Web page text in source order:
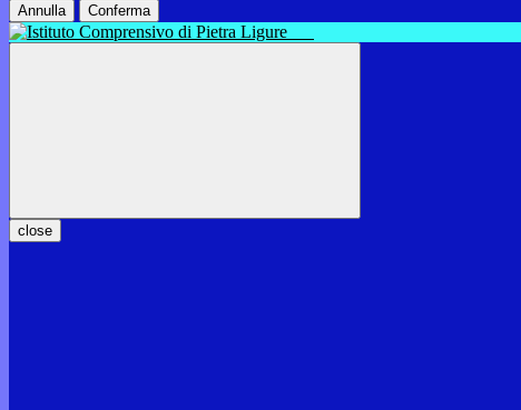
Annulla Conferma
close